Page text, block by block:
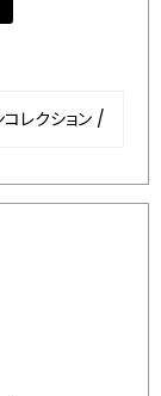
レクション /